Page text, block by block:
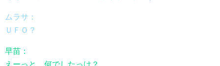
ムラサ：
ＵＦＯ？
早苗：
えーっと、何でしたっけ？